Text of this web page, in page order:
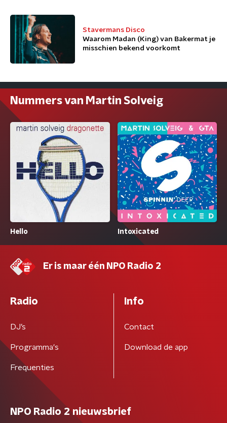
Stavermans Disco
Waarom Madan (King) van Bakermat je
misschien bekend voorkomt
Nummers van Martin Solveig
Hello Intoxicated
Er is maar één NPO Radio 2
Radio
DJ’s
Programma's
Frequenties
Info
Contact
Download de app
NPO Radio 2 nieuwsbrief